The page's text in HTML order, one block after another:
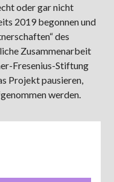
103,9 MHz
oder gar nicht
2019 begonnen und
des
Zusammenarbeit
Fresenius-Stiftung
Projekt pausieren,
werden.